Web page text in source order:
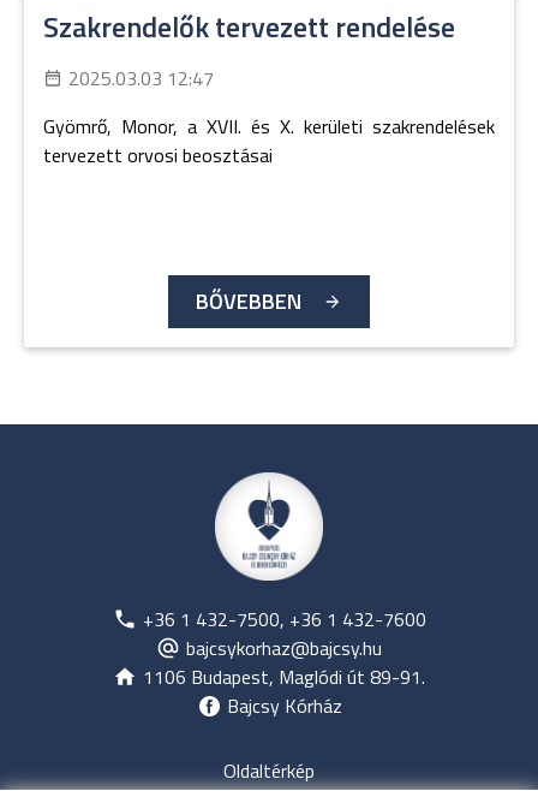
Szakrendelők tervezett rendelése
2025.03.03 12:47
Gyömrő, Monor, a XVII. és X. kerületi szakrendelések
tervezett orvosi beosztásai
BŐVEBBEN
+36 1 432-7500, +36 1 432-7600
bajcsykorhaz@bajcsy.hu
1106 Budapest, Maglódi út 89-91.
Bajcsy Kórház
Oldaltérkép